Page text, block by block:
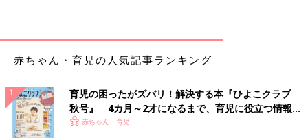
赤ちゃん・育児の人気記事ランキング
育児の困ったがズバリ！解決する本『ひよこクラブ
秋号』 4カ月～2才になるまで、育児に役立つ情報が
いっぱい！
赤ちゃん・育児